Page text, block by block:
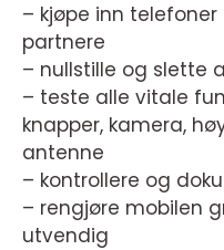
– kjøpe inn
partnere
– nullstille og slette
– teste alle vitale
knapper, kamera,
antenne
– kontrollere og
– rengjøre mobilen
utvendig